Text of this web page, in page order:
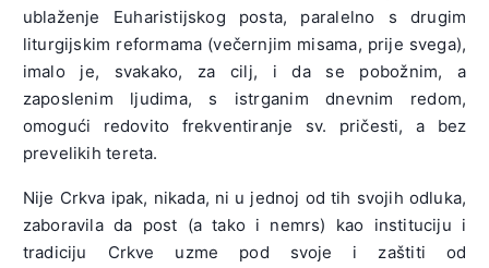
ublaženje Euharistijskog posta, paralelno s drugim
liturgijskim reformama (večernjim misama, prije svega),
imalo je, svakako, za cilj, i da se pobožnim, a
zaposlenim ljudima, s istrganim dnevnim redom,
omogući redovito frekventiranje sv. pričesti, a bez
prevelikih tereta.
Nije Crkva ipak, nikada, ni u jednoj od tih svojih odluka,
zaboravila da post (a tako i nemrs) kao instituciju i
tradiciju Crkve uzme pod svoje i zaštiti od